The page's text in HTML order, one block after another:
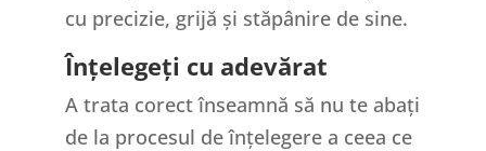
cu precizie, grijă și stăpânire de sine.
Înțelegeți cu adevărat
A trata corect înseamnă să nu te abați
de la procesul de înțelegere a ceea ce